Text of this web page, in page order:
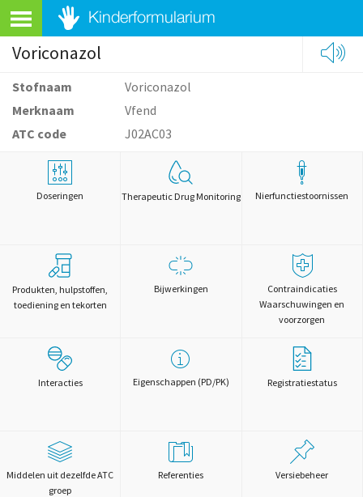
Voriconazol
Stofnaam
Voriconazol
Merknaam
Vfend
ATC code
J02AC03
Doseringen Therapeutic Drug Monitoring Nierfunctiestoornissen
Produkten, hulpstoffen,
toediening en tekorten
Bijwerkingen
Contraindicaties
Waarschuwingen en
voorzorgen
Interacties Eigenschappen (PD/PK) Registratiestatus
Middelen uit dezelfde ATC
groep
Referenties Versiebeheer